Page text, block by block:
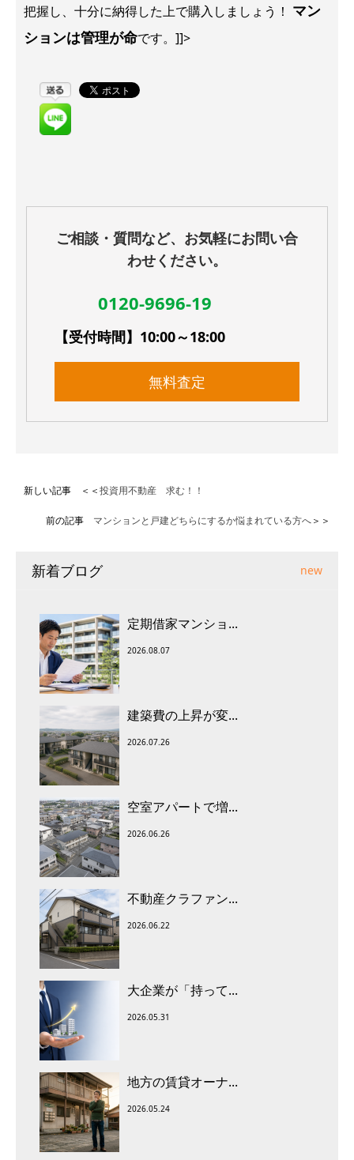
把握し、十分に納得した上で購入しましょう！ マン
ションは管理が命です。]]>
ご相談・質問など、お気軽にお問い合
わせください。
0120-9696-19
【受付時間】10:00～18:00
無料査定
新しい記事 ＜＜投資用不動産 求む！！
前の記事 マンションと戸建どちらにするか悩まれている方へ＞＞
新着ブログ new
定期借家マンショ...
2026.08.07
建築費の上昇が変...
2026.07.26
空室アパートで増...
2026.06.26
不動産クラファン...
2026.06.22
大企業が「持って...
2026.05.31
地方の賃貸オーナ...
2026.05.24